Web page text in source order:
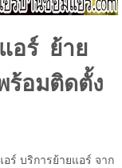
อร์ ย้าย
ร้อมติดตั้ง
ร์ บริการย้ายแอร์ จาก